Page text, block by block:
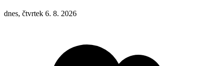
dnes, čtvrtek 6. 8. 2026